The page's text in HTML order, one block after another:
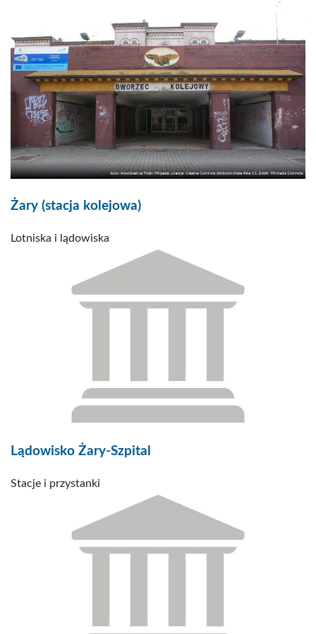
Żary (stacja kolejowa)
Lotniska i lądowiska
Lądowisko Żary-Szpital
Stacje i przystanki